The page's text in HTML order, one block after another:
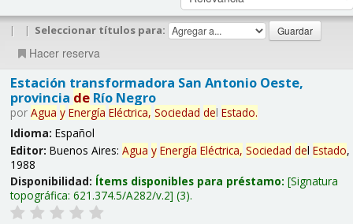
| | Seleccionar títulos para:
Hacer reserva
Estación transformadora San Antonio Oeste,
provincia deRío Negro
por Agua y Energía Eléctrica, Sociedad del Estado.
Idioma: Español
Editor: Buenos Aires: Agua y Energía Eléctrica, Sociedad del Estado,
1988
Disponibilidad: Ítems disponibles para préstamo: Signatura
topográfica: 621.374.5/A282/v.2 (3).